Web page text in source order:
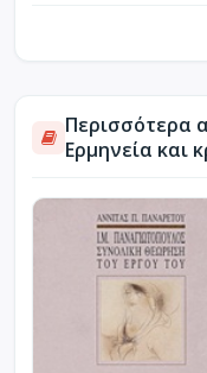
Περισσότερα
Ερμηνεία και